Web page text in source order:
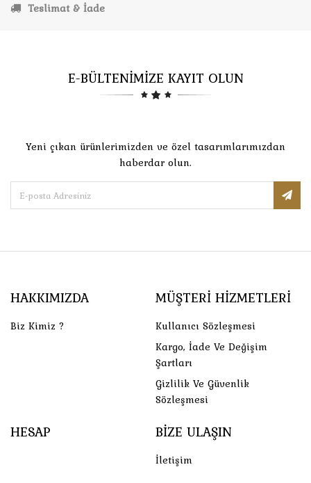
Teslimat & İade
E-BÜLTENİMİZE KAYIT OLUN
Yeni çıkan ürünlerimizden ve özel tasarımlarımızdan
haberdar olun.
HAKKIMIZDA
Biz Kimiz ?
MÜŞTERI HIZMETLERI
Kullanıcı Sözleşmesi
Kargo, İade Ve Değişim
Şartları
Gizlilik Ve Güvenlik
Sözleşmesi
HESAP BIZE ULAŞIN
İletişim